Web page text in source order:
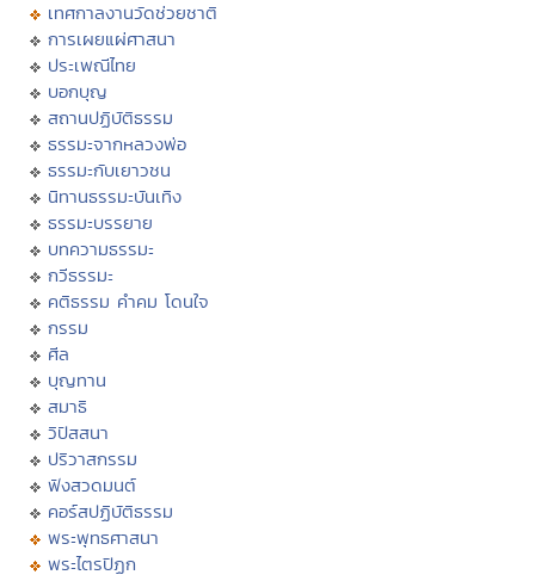
เทศกาลงานวัดช่วยชาติ
การเผยแผ่ศาสนา
ประเพณีไทย
บอกบุญ
สถานปฏิบัติธรรม
ธรรมะจากหลวงพ่อ
ธรรมะกับเยาวชน
นิทานธรรมะบันเทิง
ธรรมะบรรยาย
บทความธรรมะ
กวีธรรมะ
คติธรรม คำคม โดนใจ
กรรม
ศีล
บุญทาน
สมาธิ
วิปัสสนา
ปริวาสกรรม
ฟังสวดมนต์
คอร์สปฏิบัติธรรม
พระพุทธศาสนา
พระไตรปิฏก